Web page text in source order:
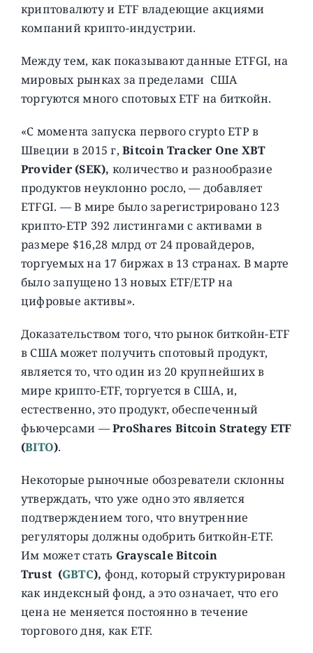
криптовалюту и ETF владеющие акциями
компаний крипто-индустрии.
Между тем, как показывают данные ETFGI, на
мировых рынках за пределами США
торгуются много спотовых ETF на биткойн.
«С момента запуска первого сrypto ETP в
Швеции в 2015 г,Bitcoin Tracker One XBT
Provider (SEK), количество и разнообразие
продуктов неуклонно росло, — добавляет
ETFGI. — В мире было зарегистрировано 123
крипто-ETP 392 листингами с активами в
размере $16,28 млрд от 24 провайдеров,
торгуемых на 17 биржах в 13 странах. В марте
было запущено 13 новых ETF/ETP на
цифровые активы».
Доказательством того, что рынок биткойн-ETF
в США может получить спотовый продукт,
является то, что один из 20 крупнейших в
мире крипто-ETF, торгуется в США, и,
естественно, это продукт, обеспеченный
фьючерсами —ProShares Bitcoin Strategy ETF
(BITO).
Некоторые рыночные обозреватели склонны
утверждать, что уже одно это является
подтверждением того, что внутренние
регуляторы должны одобрить биткойн-ETF.
Им может стать Grayscale Bitcoin
Trust (GBTC), фонд, который структурирован
как индексный фонд, а это означает, что его
цена не меняется постоянно в течение
торгового дня, как ETF.